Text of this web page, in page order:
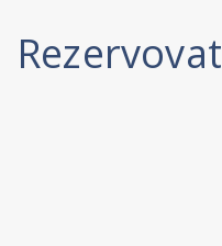
Rezervovat